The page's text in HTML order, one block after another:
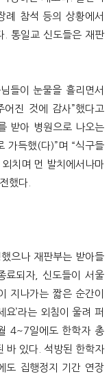
례 참석 등의 상황에서
. 통일교 신도들은 재판
들이 눈물을 흘리면서
진 것에 감사”했다고
받아 병원으로 나오는
가득했(다)”며 “식구들
외치며 먼 발치에서나마
했다.
으나 재판부는 받아들
료되자, 신도들이 서울
지나가는 짧은 순간이
요’라는 외침이 울려 퍼
4~7일에도 한학자 총
바 있다. 석방된 한학자
도 집행정지 기간 연장